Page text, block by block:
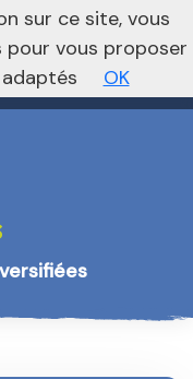
Vers le site national
sur ce site, vous
vous proposer
OK